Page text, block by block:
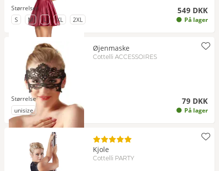
549 DKK
På lager
Størrelser
til Størrelse
S til Størrelse
M til Størrelse
L til Størrelse
XL til Størrelse
2XL
Øjenmaske
Cottelli ACCESSOIRES
79 DKK
På lager
Størrelse
til Størrelse
unisize
Kjole
Cottelli PARTY